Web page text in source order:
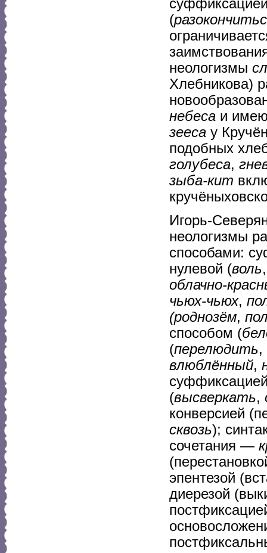
(
неологизмы
Хлебникова)
небеса и
зееса у
подобных
голубеса,
зыба-кит
Игорь-
неологизмы
способами:
нулевой (воль
облачно-
чьюх-чьюх,
(роднозём,
способом (
(перелюдить,
влюблённый,
(высверкать,
конверсией
сквозь);
сочетания —
эпентезой
диерезой